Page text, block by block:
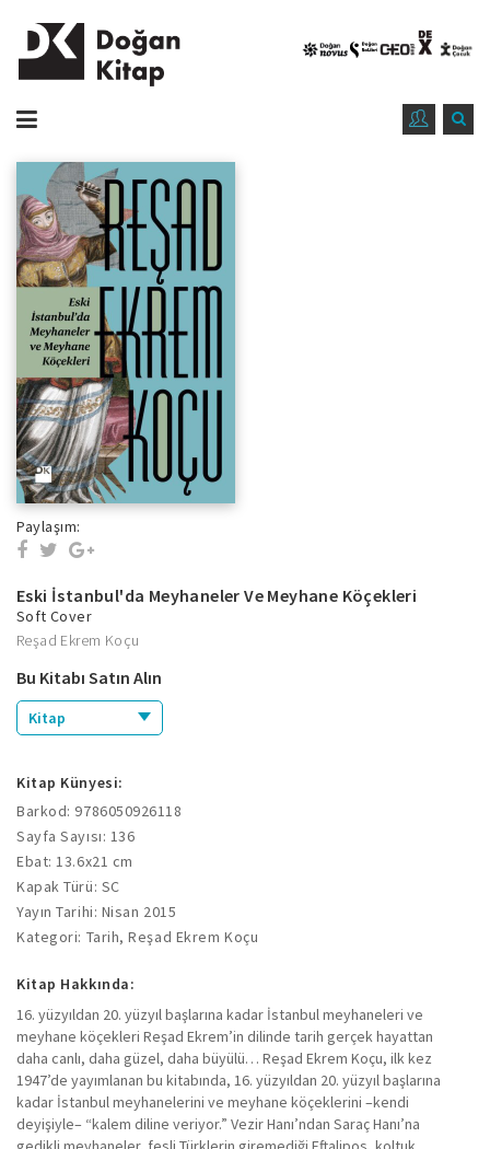
Paylaşım:
Eski İstanbul'da Meyhaneler Ve Meyhane Köçekleri
Soft Cover
Reşad Ekrem Koçu
Bu Kitabı Satın Alın
Kitap
Kitap Künyesi:
Barkod: 9786050926118
Sayfa Sayısı: 136
Ebat: 13.6x21 cm
Kapak Türü: SC
Yayın Tarihi: Nisan 2015
Kategori: Tarih, Reşad Ekrem Koçu
Kitap Hakkında:
16. yüzyıldan 20. yüzyıl başlarına kadar İstanbul meyhaneleri ve
meyhane köçekleri Reşad Ekrem’in dilinde tarih gerçek hayattan
daha canlı, daha güzel, daha büyülü… Reşad Ekrem Koçu, ilk kez
1947’de yayımlanan bu kitabında, 16. yüzyıldan 20. yüzyıl başlarına
kadar İstanbul meyhanelerini ve meyhane köçeklerini –kendi
deyişiyle– “kalem diline veriyor.” Vezir Hanı’ndan Saraç Hanı’na